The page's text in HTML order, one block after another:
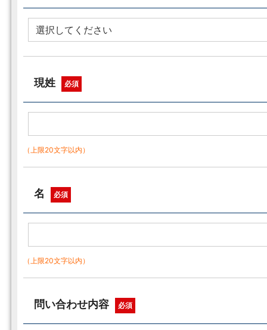
現姓 必須
（上限20文字以内）
名 必須
（上限20文字以内）
問い合わせ内容 必須